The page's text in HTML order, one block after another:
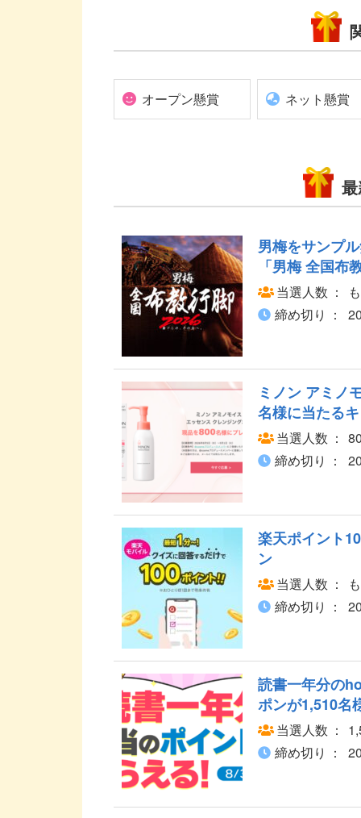
オープン懸賞 ネット懸賞
男梅をサンプ
「男梅 全国布
当選人数
締め切り
ミノン アミノ
名様に当たる
当選人数
締め切り
楽天ポイント
ン
当選人数
締め切り
読書一年分の
ポンが1,510名
当選人数
締め切り